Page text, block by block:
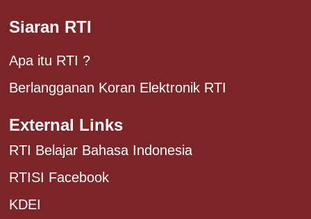
Siaran RTI
Apa itu RTI ?
Berlangganan Koran Elektronik RTI
External Links
RTI Belajar Bahasa Indonesia
RTISI Facebook
KDEI